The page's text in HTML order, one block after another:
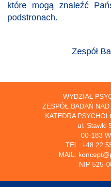
które mogą znaleźć
podstronach.
Zespół
WYDZIAŁ
ZESPÓŁ BADAŃ
KATEDRA
ul. Stawki
00-183
TEL. +48 22
MAIL:
NIP 525-